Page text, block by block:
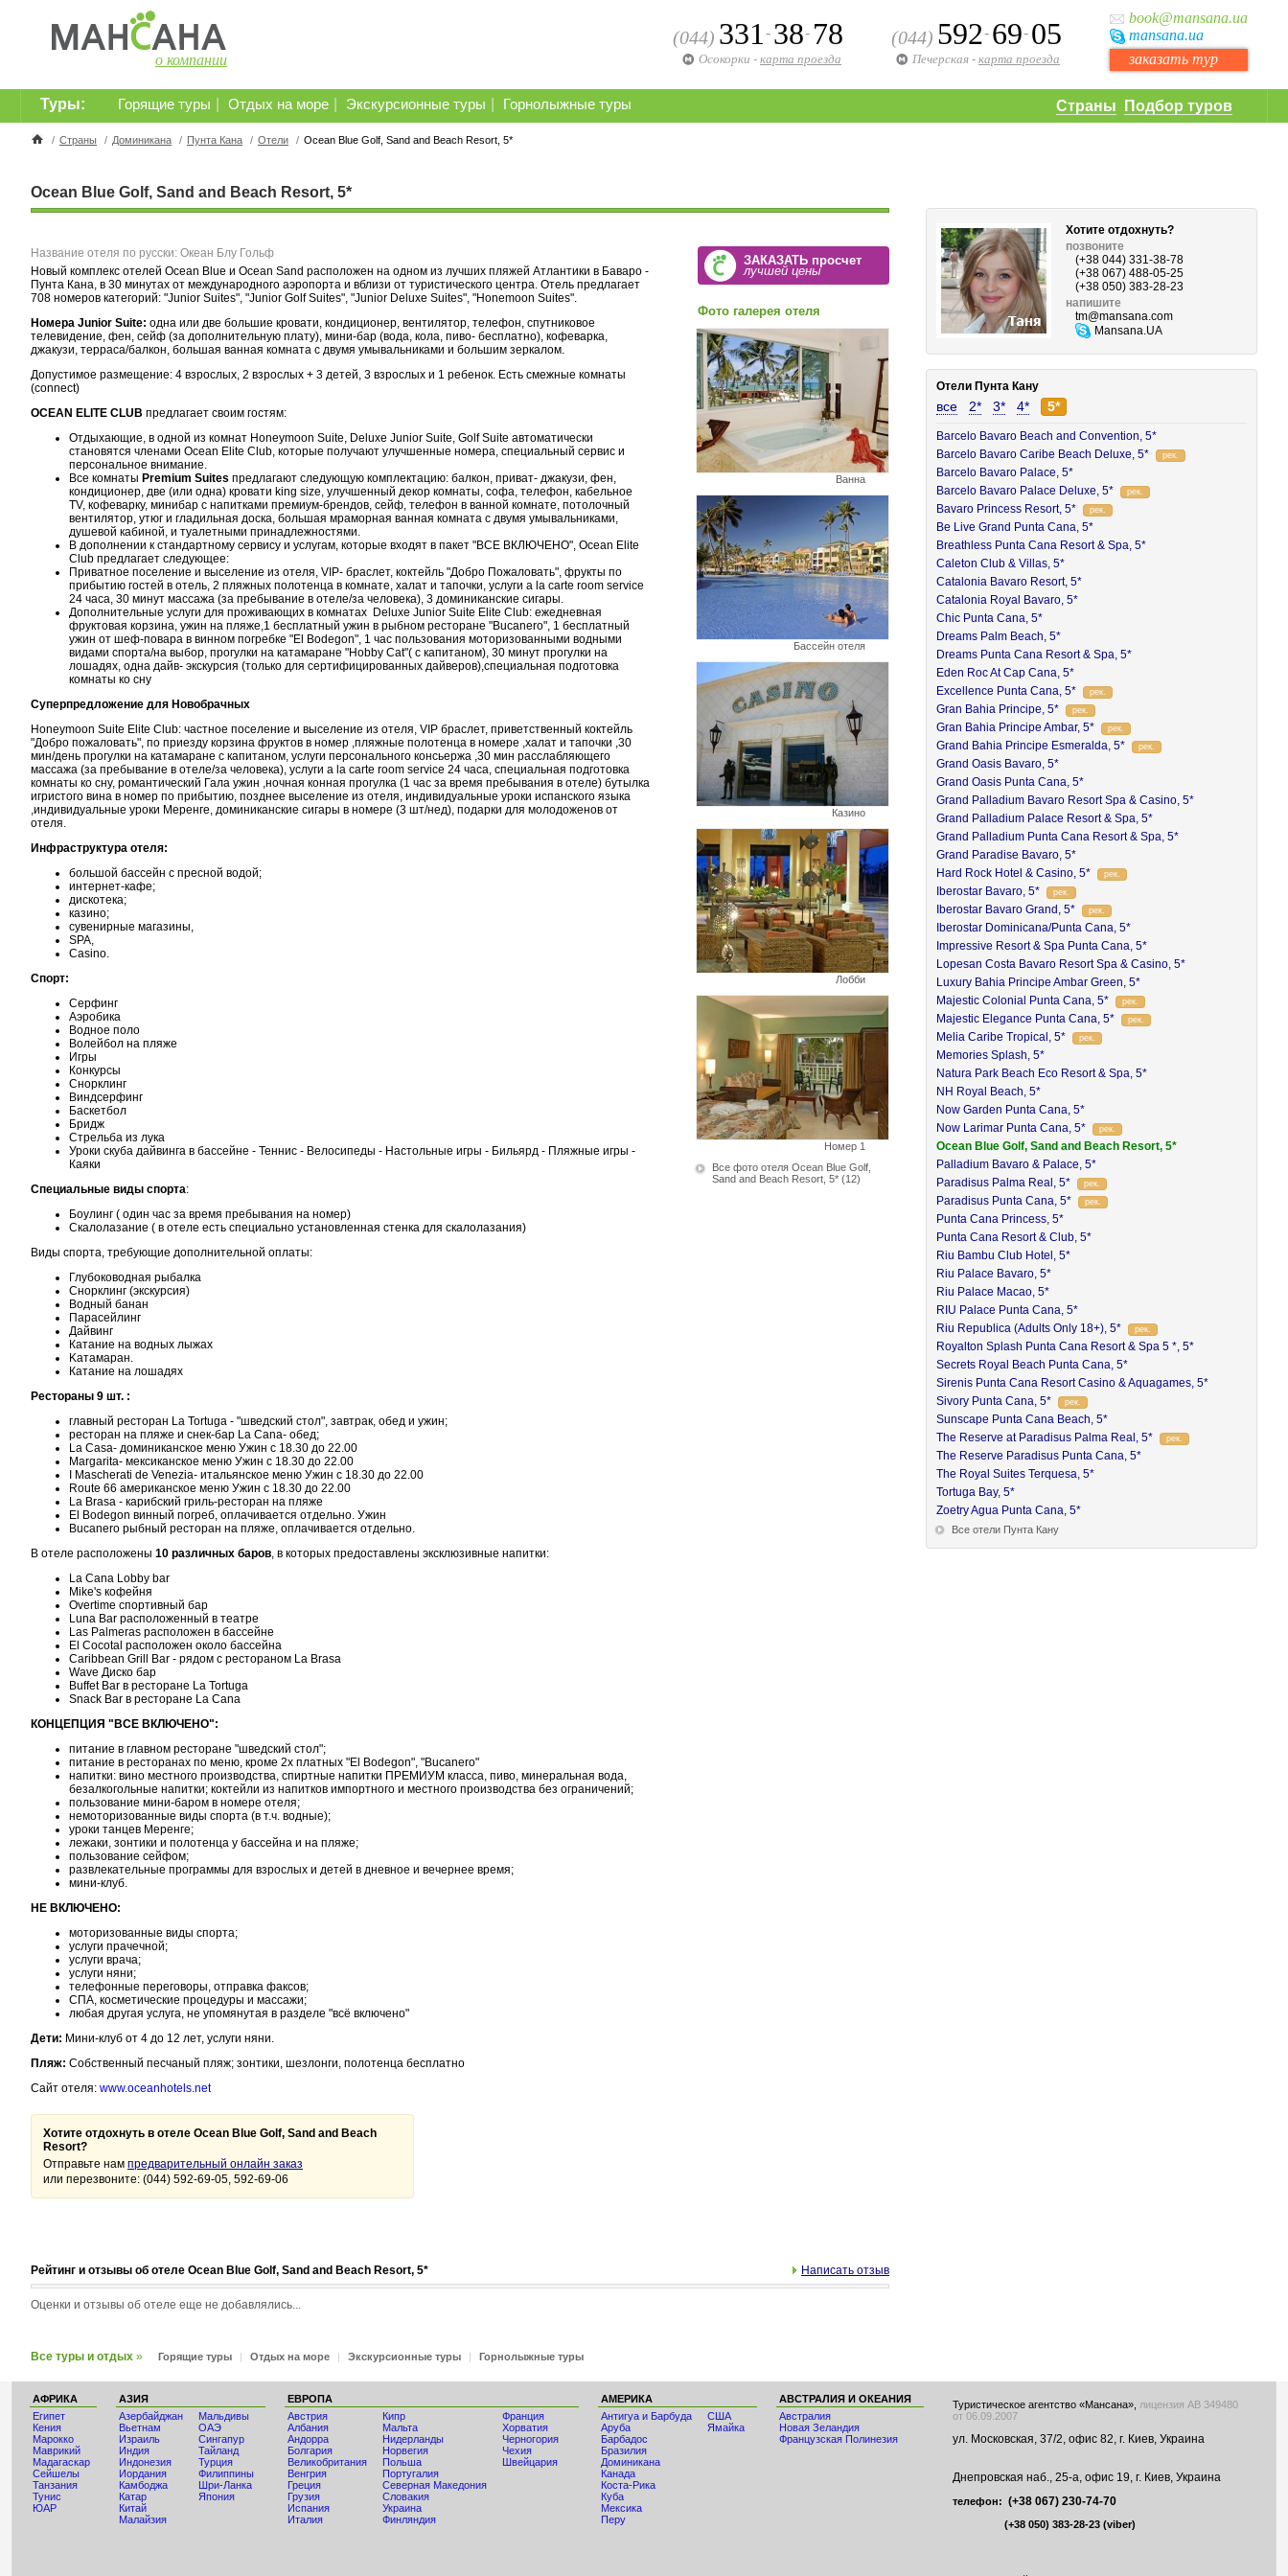
о компании
book@mansana.ua
mansana.ua
заказать тур
(044) 592- 69- 05
Печерская - карта проезда
(044) 331 - 38- 78
Осокорки - карта проезда
Страны Подбор туров
Горящие туры Отдых на море Экскурсионные туры Горнолыжные туры
Туры:
/ Страны / Доминикана / Пунта Кана / Отели / Ocean Blue Golf, Sand and Beach Resort, 5*
Ocean Blue Golf, Sand and Beach Resort, 5*
Название отеля по русски: Океан Блу Гольф
Новый комплекс отелей Ocean Blue и Ocean Sand расположен на одном из лучших пляжей Атлантики в Баваро -
Пунта Кана, в 30 минутах от международного аэропорта и вблизи от туристического центра. Отель предлагает
708 номеров категорий: "Junior Suites", "Junior Golf Suites", "Junior Deluxe Suites", "Honemoon Suites".
Номера Junior Suite: одна или две большие кровати, кондиционер, вентилятор, телефон, спутниковое
телевидение, фен, сейф (за дополнительную плату), мини-бар (вода, кола, пиво- бесплатно), кофеварка,
джакузи, терраса/балкон, большая ванная комната с двумя умывальниками и большим зеркалом.
Допустимое размещение: 4 взрослых, 2 взрослых + 3 детей, 3 взрослых и 1 ребенок. Есть смежные комнаты
(connect)
OCEAN ELITE CLUB предлагает своим гостям:
Отдыхающие, в одной из комнат Honeymoon Suite, Deluxe Junior Suite, Golf Suite автоматически
становятся членами Ocean Elite Club, которые получают улучшенные номера, специальный сервис и
персональное внимание.
Все комнаты Premium Suites предлагают следующую комплектацию: балкон, приват- джакузи, фен,
кондиционер, две (или одна) кровати king size, улучшенный декор комнаты, софа, телефон, кабельное
TV, кофеварку, минибар с напитками премиум-брендов, сейф, телефон в ванной комнате, потолочный
вентилятор, утюг и гладильная доска, большая мраморная ванная комната с двумя умывальниками,
душевой кабиной, и туалетными принадлежностями.
В дополнении к стандартному сервису и услугам, которые входят в пакет "ВСЕ ВКЛЮЧЕНО", Ocean Elite
Club предлагает следующее:
Приватное поселение и выселение из отеля, VIP- браслет, коктейль "Добро Пожаловать", фрукты по
прибытию гостей в отель, 2 пляжных полотенца в комнате, халат и тапочки, услуги a la carte room service
24 часа, 30 минут массажа (за пребывание в отеле/за человека), 3 доминиканские сигары.
Дополнительные услуги для проживающих в комнатах Deluxe Junior Suite Elite Club: ежедневная
фруктовая корзина, ужин на пляже,1 бесплатный ужин в рыбном ресторане "Bucanero", 1 бесплатный
ужин от шеф-повара в винном погребке "El Bodegon", 1 час пользования моторизованными водными
видами спорта/на выбор, прогулки на катамаране "Hobby Cat"( с капитаном), 30 минут прогулки на
лошадях, одна дайв- экскурсия (только для сертифицированных дайверов),специальная подготовка
комнаты ко сну
Суперпредложение для Новобрачных
Honeymoon Suite Elite Club: частное поселение и выселение из отеля, VIP браслет, приветственный коктейль
"Добро пожаловать", по приезду корзина фруктов в номер ,пляжные полотенца в номере ,халат и тапочки ,30
мин/день прогулки на катамаране с капитаном, услуги персонального консьержа ,30 мин расслабляющего
массажа (за пребывание в отеле/за человека), услуги a la carte room service 24 часа, специальная подготовка
комнаты ко сну, романтический Гала ужин ,ночная конная прогулка (1 час за время пребывания в отеле) бутылка
игристого вина в номер по прибытию, позднее выселение из отеля, индивидуальные уроки испанского языка
,индивидуальные уроки Меренге, доминиканские сигары в номере (3 шт/нед), подарки для молодоженов от
отеля.
Инфраструктура отеля:
большой бассейн с пресной водой;
интернет-кафе;
дискотека;
казино;
сувенирные магазины,
SPA,
Casino.
Спорт:
Серфинг
Аэробика
Водное поло
Волейбол на пляже
Игры
Конкурсы
Снорклинг
Виндсерфинг
Баскетбол
Бридж
Стрельба из лука
Уроки скуба дайвинга в бассейне - Теннис - Велосипеды - Настольные игры - Бильярд - Пляжные игры -
Каяки
Специальные виды спорта:
Боулинг ( один час за время пребывания на номер)
Скалолазание ( в отеле есть специально установленная стенка для скалолазания)
Виды спорта, требующие дополнительной оплаты:
Глубоководная рыбалка
Снорклинг (экскурсия)
Водный банан
Парасейлинг
Дайвинг
Катание на водных лыжах
Kатамаран.
Катание на лошадях
Рестораны 9 шт. :
главный ресторан La Tortuga - "шведский стол", завтрак, обед и ужин;
ресторан на пляже и снек-бар La Cana- обед;
La Casa- доминиканское меню Ужин с 18.30 до 22.00
Margarita- мексиканское меню Ужин с 18.30 до 22.00
I Mascherati de Venezia- итальянское меню Ужин с 18.30 до 22.00
Route 66 американское меню Ужин с 18.30 до 22.00
La Brasa - карибский гриль-ресторан на пляже
El Bodegon винный погреб, оплачивается отдельно. Ужин
Bucanero рыбный ресторан на пляже, оплачивается отдельно.
В отеле расположены 10 различных баров, в которых предоставлены эксклюзивные напитки:
La Cana Lobby bar
Mike's кофейня
Overtime спортивный бар
Luna Bar расположенный в театре
Las Palmeras расположен в бассейне
El Cocotal расположен около бассейна
Caribbean Grill Bar - рядом с рестораном La Brasa
Wave Диско бар
Buffet Bar в ресторане La Tortuga
Snack Bar в ресторане La Cana
КОНЦЕПЦИЯ "ВСЕ ВКЛЮЧЕНО":
питание в главном ресторане "шведский стол";
питание в ресторанах по меню, кроме 2х платных "El Bodegon", "Bucanero"
напитки: вино местного производства, спиртные напитки ПРЕМИУМ класса, пиво, минеральная вода,
безалкогольные напитки; коктейли из напитков импортного и местного производства без ограничений;
пользование мини-баром в номере отеля;
немоторизованные виды спорта (в т.ч. водные);
уроки танцев Меренге;
лежаки, зонтики и полотенца у бассейна и на пляже;
пользование сейфом;
развлекательные программы для взрослых и детей в дневное и вечернее время;
мини-клуб.
НЕ ВКЛЮЧЕНО:
моторизованные виды спорта;
услуги прачечной;
услуги врача;
услуги няни;
телефонные переговоры, отправка факсов;
СПА, косметические процедуры и массажи;
любая другая услуга, не упомянутая в разделе "всё включено"
Дети: Мини-клуб от 4 до 12 лет, услуги няни.
Пляж: Собственный песчаный пляж; зонтики, шезлонги, полотенца бесплатно
Сайт отеля: www.oceanhotels.net
ЗАКАЗАТЬ просчет
лучшей цены
Фото галерея отеля
Ванна
Бассейн отеля
Казино
Лобби
Номер 1
Все фото отеля Ocean Blue Golf,
Sand and Beach Resort, 5* (12)
Хотите отдохнуть в отеле Ocean Blue Golf, Sand and Beach
Resort?
Отправьте нам предварительный онлайн заказ
или перезвоните: (044) 592-69-05, 592-69-06
Рейтинг и отзывы об отеле Ocean Blue Golf, Sand and Beach Resort, 5* Написать отзыв
Оценки и отзывы об отеле еще не добавлялись...
Хотите отдохнуть?
позвоните
(+38 044) 331-38-78
(+38 067) 488-05-25
(+38 050) 383-28-23
напишите
tm@mansana.com
Mansana.UA
Отели Пунта Кану
все 2* 3* 4* 5*
Barcelo Bavaro Beach and Convention, 5*
Barcelo Bavaro Caribe Beach Deluxe, 5*
рек.
Barcelo Bavaro Palace, 5*
Barcelo Bavaro Palace Deluxe, 5*
рек.
Bavaro Princess Resort, 5* рек.
Be Live Grand Punta Cana, 5*
Breathless Punta Cana Resort & Spa, 5*
Caleton Club & Villas, 5*
Catalonia Bavaro Resort, 5*
Catalonia Royal Bavaro, 5*
Chic Punta Cana, 5*
Dreams Palm Beach, 5*
Dreams Punta Cana Resort & Spa, 5*
Eden Roc At Cap Cana, 5*
Excellence Punta Cana, 5*
рек.
Gran Bahia Principe, 5* рек.
Gran Bahia Principe Ambar, 5* рек.
Grand Bahia Principe Esmeralda, 5* рек.
Grand Oasis Bavaro, 5*
Grand Oasis Punta Cana, 5*
Grand Palladium Bavaro Resort Spa & Casino, 5*
Grand Palladium Palace Resort & Spa, 5*
Grand Palladium Punta Cana Resort & Spa, 5*
Grand Paradise Bavaro, 5*
Hard Rock Hotel & Casino, 5*
рек.
Iberostar Bavaro, 5* рек.
Iberostar Bavaro Grand, 5* рек.
Iberostar Dominicana/Punta Cana, 5*
Impressive Resort & Spa Punta Cana, 5*
Lopesan Costa Bavaro Resort Spa & Casino, 5*
Luxury Bahia Principe Ambar Green, 5*
Majestic Colonial Punta Cana, 5*
рек.
Majestic Elegance Punta Cana, 5* рек.
Melia Caribe Tropical, 5* рек.
Memories Splash, 5*
Natura Park Beach Eco Resort & Spa, 5*
NH Royal Beach, 5*
Now Garden Punta Cana, 5*
Now Larimar Punta Cana, 5*
рек.
Ocean Blue Golf, Sand and Beach Resort, 5*
Palladium Bavaro & Palace, 5*
Paradisus Palma Real, 5*
рек.
Paradisus Punta Cana, 5* рек.
Punta Cana Princess, 5*
Punta Cana Resort & Club, 5*
Riu Bambu Club Hotel, 5*
Riu Palace Bavaro, 5*
Riu Palace Macao, 5*
RIU Palace Punta Cana, 5*
Riu Republica (Adults Only 18+), 5*
рек.
Royalton Splash Punta Cana Resort & Spa 5 *, 5*
Secrets Royal Beach Punta Cana, 5*
Sirenis Punta Cana Resort Casino & Aquagames, 5*
Sivory Punta Cana, 5*
рек.
Sunscape Punta Cana Beach, 5*
The Reserve at Paradisus Palma Real, 5*
рек.
The Reserve Paradisus Punta Cana, 5*
The Royal Suites Terquesa, 5*
Tortuga Bay, 5*
Zoetry Agua Punta Cana, 5*
Все отели Пунта Кану
Все туры и отдых » Горящие туры | Отдых на море | Экскурсионные туры | Горнолыжные туры
АФРИКА
Египет
Кения
Мaрокко
Маврикий
Мадагаскар
Сейшелы
Танзания
Тунис
ЮАР
АЗИЯ
Азербайджан
Вьетнам
Израиль
Индия
Индонезия
Иордания
Камбоджа
Катар
Китай
Малайзия
Мальдивы
ОАЭ
Сингапур
Тайланд
Турция
Филиппины
Шри-Ланка
Япония
ЕВРОПА
Австрия
Албания
Андорра
Болгария
Великобритания
Венгрия
Греция
Грузия
Испания
Италия
Кипр
Мальта
Нидерланды
Норвегия
Польша
Португалия
Северная Македония
Словакия
Украина
Финляндия
Франция
Хорватия
Черногория
Чехия
Швейцария
АМЕРИКА
Антигуа и Барбуда
Аруба
Барбадос
Бразилия
Доминикана
Канада
Коста-Рика
Куба
Мексика
Перу
США
Ямайка
АВСТРАЛИЯ И ОКЕАНИЯ
Австралия
Новая Зеландия
Французская Полинезия
Туристическое агентство «Мансана», лицензия АВ 349480
от 06.09.2007
ул. Московская, 37/2, офис 82, г. Киев, Украина
Днепровская наб., 25-а, офис 19, г. Киев, Украина
телефон: (+38 067) 230-74-70
(+38 050) 383-28-23 (viber)